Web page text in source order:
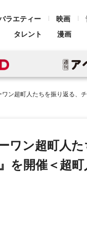
ラエティー 映画
タレント 漫画
超町人アワード』を開催＜超町人！チョコレートサムネット＞
ワン超町人
を開催＜超